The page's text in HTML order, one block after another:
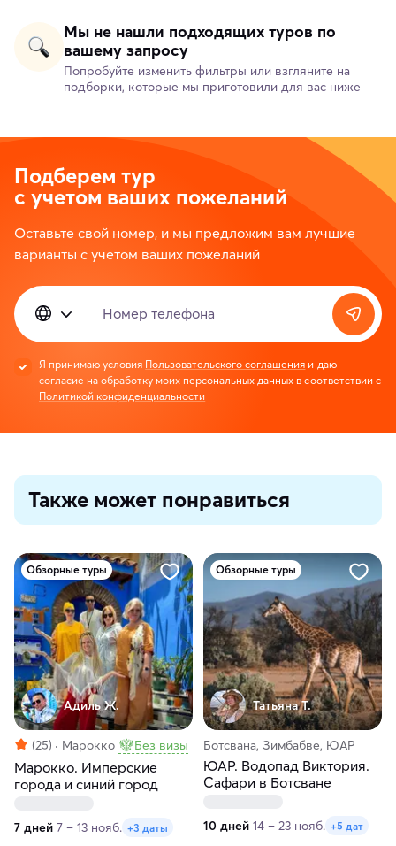
Мы не нашли подходящих туров по
вашему запросу
Попробуйте изменить фильтры или взгляните на
подборки, которые мы приготовили для вас ниже
Подберем тур
с учетом ваших пожеланий
Оставьте свой номер, и мы предложим вам лучшие
варианты с учетом ваших пожеланий
Номер телефона
Я принимаю условия Пользовательского соглашения и даю
согласие на обработку моих персональных данных в соответствии с
Политикой конфиденциальности
Также может понравиться
Обзорные туры
Адиль Ж.
(25) Марокко Без визы
Марокко. Имперские
города и синий город
7 дней 7 – 13 нояб. +3 даты
Обзорные туры
Татьяна Т.
Ботсвана, Зимбабве, ЮАР
ЮАР. Водопад Виктория.
Сафари в Ботсване
10 дней 14 – 23 нояб. +5 дат